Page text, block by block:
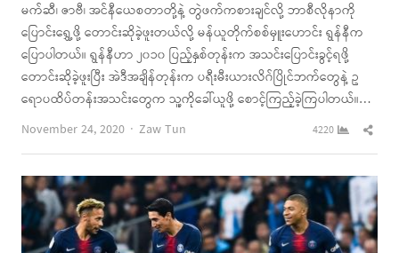
မက်ဆီ၊ ဇာဗီ၊ အင်နီယေစတာတို့နဲ့ တွဲဖက်ကစားချင်လို့ ဘာစီလိုနာကို
ပြောင်းရွှေ့ဖို့ တောင်းဆိုခဲ့ဖူးတယ်လို့ မန်ယူတိုက်စစ်မှူးဟောင်း ရွန်နီက
ပြောပါတယ်။ ရွန်နီဟာ ၂၀၁၀ ပြည့်နှစ်တုန်းက အသင်းပြောင်းခွင့်ရဖို့
တောင်းဆိုခဲ့ဖူးပြီး အဲဒီအချိန်တုန်းက ပရီးမီးယားလိဂ်ပြိုင်ဘက်တွေနဲ့ ဥ
ရောပထိပ်တန်းအသင်းတွေက သူ့ကိုခေါ်ယူဖို့ စောင့်ကြည့်ခဲ့ကြပါတယ်။…
November 24, 2020
Author
Zaw Tun 4220